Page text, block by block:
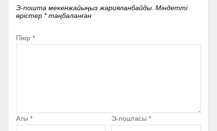
Э-пошта мекенжайыңыз жарияланбайды. Міндетті
өрістер *таңбаланған
Пікір *
Аты * Э-поштасы *